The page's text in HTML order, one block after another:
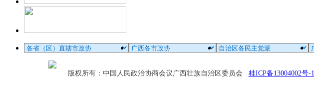
版权所有：中国人民政治协商会议广西壮族自治区委员会 桂ICP备13004002号-1